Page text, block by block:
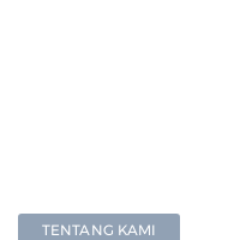
TENTANG KAMI